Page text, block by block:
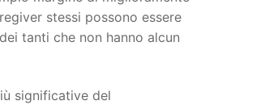
stessi possono essere
tanti che non hanno alcun
significative del